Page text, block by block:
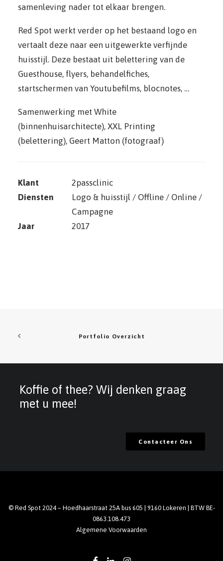
samenleving nader tot elkaar brengen.
Red Spot werkt verder op het bestaand logo en
vertaalt deze naar een uitgewerkte verfijnde
huisstijl. Deze bestaat uit belettering van de
Guesthouse, flyers, behandelfiches,
startschermen van Youtubefilms, blocnotes, …
Samenwerking met White
(binnenhuisarchitecte), XXL Printing
(belettering), Geert Matton (fotograaf)
Klant
2passclinic
Diensten
Logo & huisstijl / Offline / Online /
Campagne
Jaar
2017
Portfolio Overzicht
Koffie of thee? Wij denken graag
met u mee!
Contacteer Ons
© Red Spot 2024 – Hoedhaarstraat 25A bus 605 | 9160 Lokeren | BTW BE-
0863.108.473
Algemene Voorwaarden